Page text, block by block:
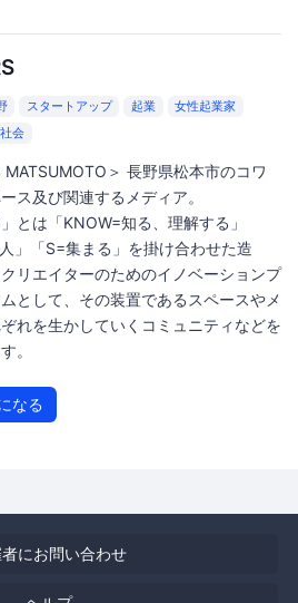
スタートアップ 起業
女性起業家
会
MATSUMOTO＞ 長野県松本市のコワ
ス及び関連するメディア。
」とは「KNOW=知る、理解する」
人」「S=集まる」を掛け合わせた造
リエイターのためのイノベーションプ
として、その装置であるスペースやメ
れを生かしていくコミュニティなどを
。
なる
にお問い合わせ